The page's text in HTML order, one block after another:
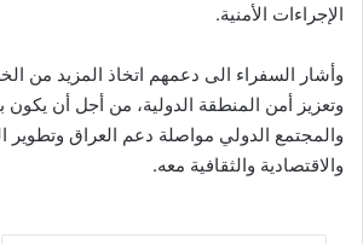
الإجراءات الأمنية.
وأشار السفراء الى دعمهم اتخاذ المزيد من
وتعزيز أمن المنطقة الدولية، من أجل أن يكون
والمجتمع الدولي مواصلة دعم العراق وتطوير
والاقتصادية والثقافية معه.